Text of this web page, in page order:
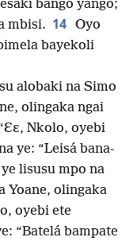
bango yango;
mbisi. 14 Oyo
bayekoli
alobaki na Simo
olingaka ngai
Nkolo, oyebi
ye: “Leisá bana-
lisusu mpo na
Yoane, olingaka
oyebi ete
“Batelá bampate